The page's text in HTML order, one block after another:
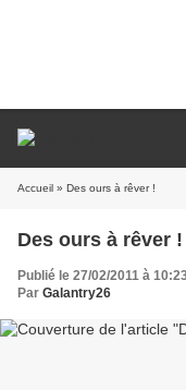
Accueil » Des ours à rêver !
Des ours à rêver !
Publié le 27/02/2011 à
Par Galantry26